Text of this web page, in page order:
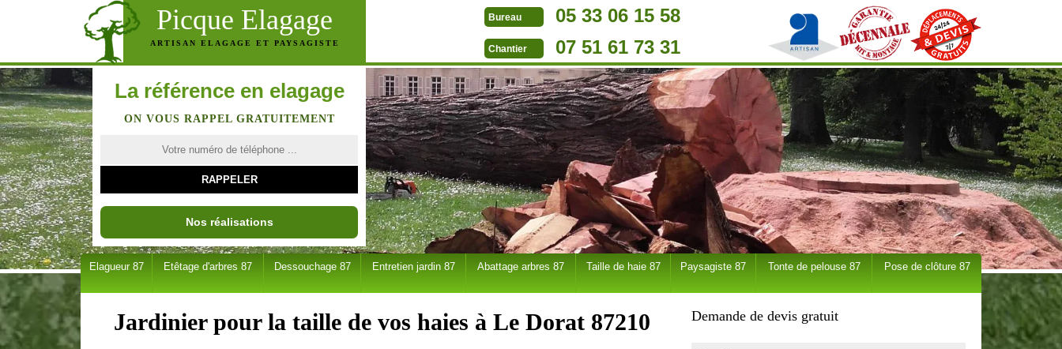
Picque Elagage
ARTISAN ELAGAGE ET PAYSAGISTE
Bureau 05 33 06 15 58
Chantier 07 51 61 73 31
La référence en elagage
ON VOUS RAPPEL GRATUITEMENT
Nos réalisations
Elagueur 87 Etêtage d'arbres 87 Dessouchage 87 Entretien jardin 87 Abattage arbres 87 Taille de haie 87 Paysagiste 87 Tonte de pelouse 87 Pose de clôture 87
Jardinier pour la taille de vos haies à Le Dorat 87210 Demande de devis gratuit